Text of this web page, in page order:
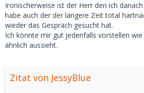
Ironischerweise ist der Herr den ich
habe auch der der längere Zeit total
wieder das Gespräch gesucht hat.
Ich könnte mir gut jedenfalls vorstellen
ähnlich aussieht.
Zitat von JessyBlue